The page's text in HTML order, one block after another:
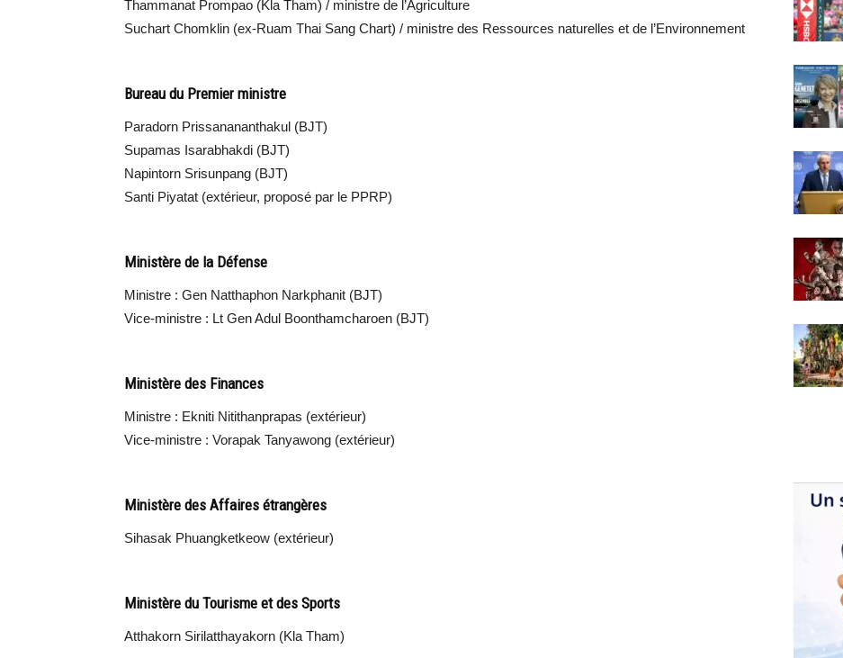
Thammanat Prompao (Kla Tham) / ministre de l’Agriculture
Suchart Chomklin (ex-Ruam Thai Sang Chart) / ministre des Ressources naturelles et de l’Environnement
Bureau du Premier ministre
Paradorn Prissanananthakul (BJT)
Supamas Isarabhakdi (BJT)
Napintorn Srisunpang (BJT)
Santi Piyatat (extérieur, proposé par le PPRP)
Ministère de la Défense
Ministre : Gen Natthaphon Narkphanit (BJT)
Vice-ministre : Lt Gen Adul Boonthamcharoen (BJT)
Ministère des Finances
Ministre : Ekniti Nitithanprapas (extérieur)
Vice-ministre : Vorapak Tanyawong (extérieur)
Ministère des Affaires étrangères
Sihasak Phuangketkeow (extérieur)
Ministère du Tourisme et des Sports
Atthakorn Sirilatthayakorn (Kla Tham)